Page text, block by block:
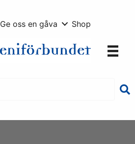
Ge oss en gåva Shop